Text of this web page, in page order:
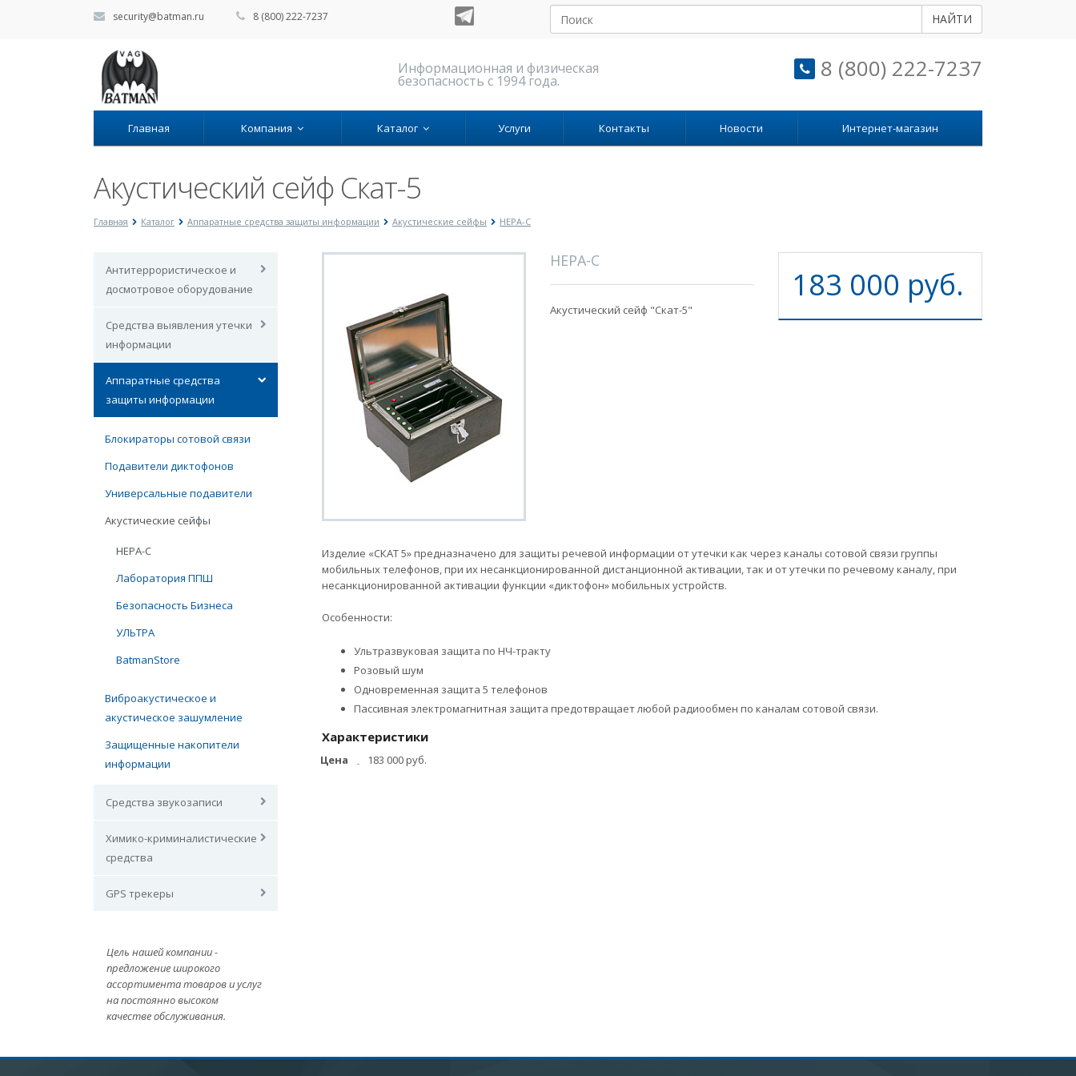
security@batman.ru 8 (800) 222-7237 НАЙТИ
Информационная и физическая
безопасность с 1994 года. 8 (800) 222-7237
Главная Компания Каталог Услуги Контакты Новости Интернет-магазин
Акустический сейф Скат-5
Главная Каталог Аппаратные средства защиты информации Акустические сейфы НЕРА-С
Антитеррористическое и
досмотровое оборудование
Средства выявления утечки
информации
Аппаратные средства
защиты информации
Блокираторы сотовой связи
Подавители диктофонов
Универсальные подавители
Акустические сейфы
НЕРА-С
Лаборатория ППШ
Безопасность Бизнеса
УЛЬТРА
BatmanStore
Виброакустическое и
акустическое зашумление
Защищенные накопители
информации
Средства звукозаписи
Химико-криминалистические
средства
GPS трекеры
Цель нашей компании -
предложение широкого
ассортимента товаров и услуг
на постоянно высоком
качестве обслуживания.
НЕРА-С
Акустический сейф "Скат-5"
183 000 руб.
Изделие «СКАТ 5» предназначено для защиты речевой информации от утечки как через каналы сотовой связи группы
мобильных телефонов, при их несанкционированной дистанционной активации, так и от утечки по речевому каналу, при
несанкционированной активации функции «диктофон» мобильных устройств.
Особенности:
Ультразвуковая защита по НЧ-тракту
Розовый шум
Одновременная защита 5 телефонов
Пассивная электромагнитная защита предотвращает любой радиообмен по каналам сотовой связи.
Характеристики
Цена 183 000 руб.